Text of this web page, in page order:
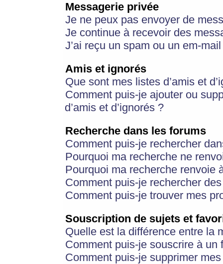
Messagerie privée
Je ne peux pas envoyer de
Je continue à recevoir des
J’ai reçu un spam ou un em-
Amis et ignorés
Que sont mes listes d’amis et
Comment puis-je ajouter ou
d’amis et d’ignorés ?
Recherche dans les forums
Comment puis-je rechercher
Pourquoi ma recherche ne
Pourquoi ma recherche renvoie
Comment puis-je rechercher
Comment puis-je trouver mes
Souscription de sujets et
Quelle est la différence entre la
Comment puis-je souscrire à
Comment puis-je supprimer